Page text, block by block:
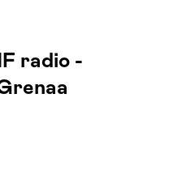
radio -